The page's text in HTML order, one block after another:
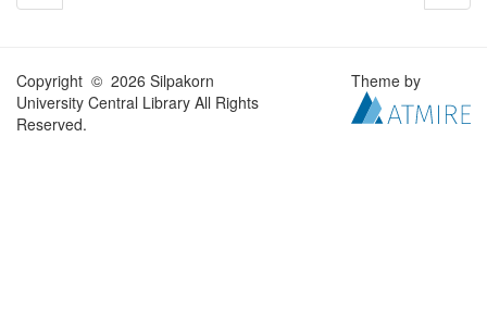
Copyright © 2026 Silpakorn
University Central Library All Rights
Reserved.
Theme by